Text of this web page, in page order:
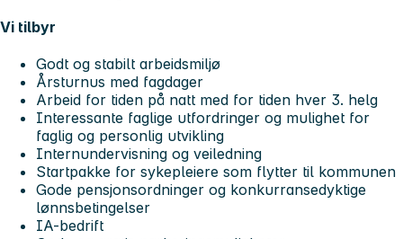
Vi tilbyr
Godt og stabilt arbeidsmiljø
Årsturnus med fagdager
Arbeid for tiden på natt med for tiden hver 3. helg
Interessante faglige utfordringer og mulighet for
faglig og personlig utvikling
Internundervisning og veiledning
Startpakke for sykepleiere som flytter til kommunen
Gode pensjonsordninger og konkurransedyktige
lønnsbetingelser
IA-bedrift